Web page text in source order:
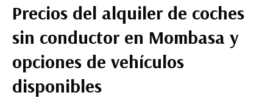
Precios del alquiler de coches
sin conductor en Mombasa y
opciones de vehículos
disponibles